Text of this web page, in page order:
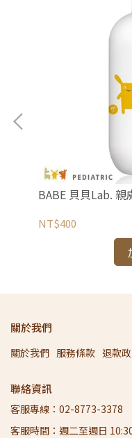
BABE 貝貝Lab.
NT$400
關於我們
關於我們 服務條款 退款
聯絡資訊
客服專線：02-8773-3378
客服時間：週二至週日